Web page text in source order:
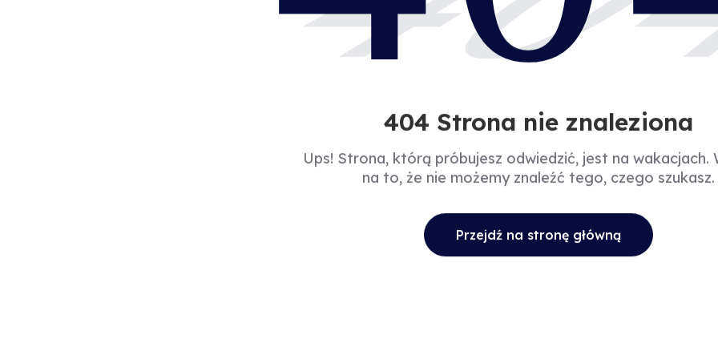
404 Strona nie znaleziona
Ups! Strona, którą próbujesz odwiedzić, jest na wakacjach.
na to, że nie możemy znaleźć tego, czego szukasz.
Przejdź na stronę główną